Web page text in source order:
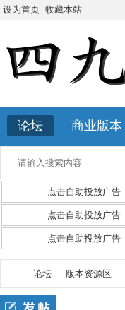
设为首页 收藏本站
论坛 商业版本
点击自助投放广告
点击自助投放广告
点击自助投放广告
论坛 版本资源区